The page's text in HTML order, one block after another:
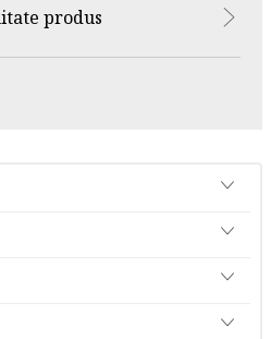
produs